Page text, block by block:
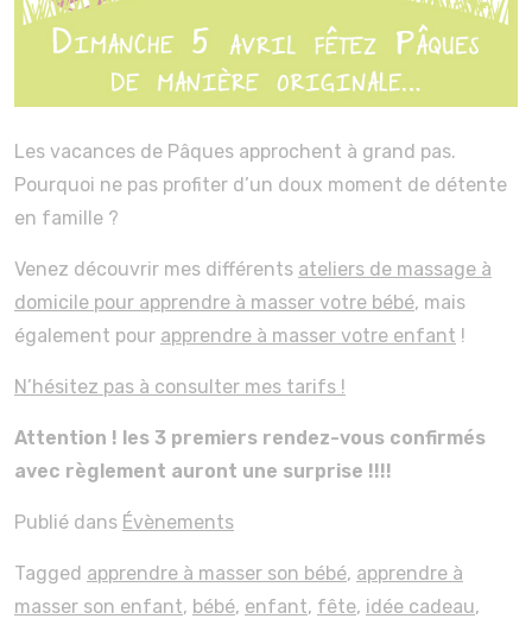
Les vacances de Pâques approchent à grand pas.
Pourquoi ne pas profiter d’un doux moment de détente
en famille ?
Venez découvrir mes différents ateliers de massage à
domicile pour apprendre à masser votre bébé, mais
également pour apprendre à masser votre enfant !
N’hésitez pas à consulter mes tarifs !
Attention ! les 3 premiers rendez-vous confirmés
avec règlement auront une surprise !!!!
Publié dans Évènements
Tagged apprendre à masser son bébé, apprendre à
masser son enfant, bébé, enfant, fête, idée cadeau,